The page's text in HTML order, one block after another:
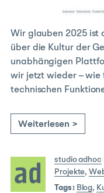
Wir glauben 2025 ist
über die Kultur der
unabhängigen
wir jetzt wieder – wie
technischen
Weiterlesen >
studio adhoc
Projekte,
Tags: Blog,